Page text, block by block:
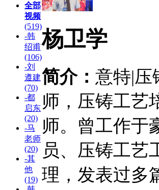
全部
视频
(519)
-韩
绍甫
(106)
-刘
遵建
(70)
-都
启东
(20)
-马
老师
(20)
-其
他
(19)
杨卫学
简介： 意特|压
师，压铸工艺
师。曾工作于
员、压铸工艺
理，发表过多